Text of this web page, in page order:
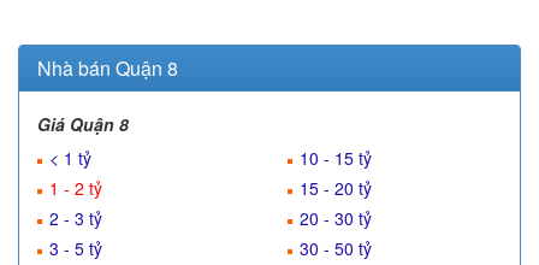
Nhà bán Quận 8
Giá Quận 8
< 1 tỷ
1 - 2 tỷ
2 - 3 tỷ
3 - 5 tỷ
10 - 15 tỷ
15 - 20 tỷ
20 - 30 tỷ
30 - 50 tỷ